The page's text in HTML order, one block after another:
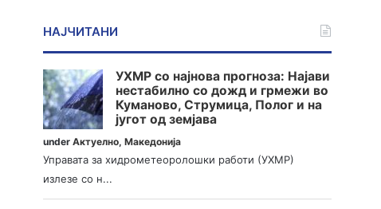
НАЈЧИТАНИ
УХМР со најнова прогноза: Најави
нестабилно со дожд и грмежи во
Куманово, Струмица, Полог и на
југот од земјава
underАктуелно,Македонија
Управата за хидрометеоролошки работи (УХМР)
излезе со н...